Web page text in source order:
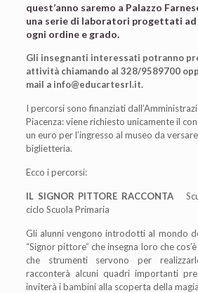
quest’anno saremo a Palazzo
una serie di laboratori progettati ad
ogni ordine e grado.
Gli insegnanti interessati potranno
attività chiamando al 328/9589700
mail a info@educartesrl.it.
I percorsi sono finanziati
Piacenza: viene richiesto unicamente il
un euro per l’ingresso al museo da
biglietteria.
Ecco i percorsi:
IL SIGNOR PITTORE RACCONTA
ciclo Scuola Primaria
Gli alunni vengono introdotti al mondo
“Signor pittore” che insegna loro che
che strumenti servono per
racconterà alcuni quadri importanti
inviterà i bambini alla scoperta della